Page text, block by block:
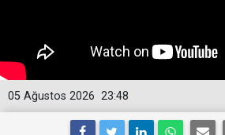
23:48
05 Ağustos 2026